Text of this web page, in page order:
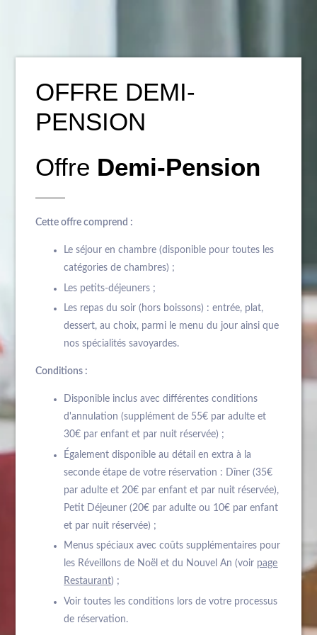
OFFRE DEMI-
PENSION
Offre Demi-Pension
Cette offre comprend :
Le séjour en chambre (disponible pour toutes les
catégories de chambres) ;
Les petits-déjeuners ;
Les repas du soir (hors boissons) : entrée, plat,
dessert, au choix, parmi le menu du jour ainsi que
nos spécialités savoyardes.
Conditions :
Disponible inclus avec différentes conditions
d'annulation (supplément de 55€ par adulte et
30€ par enfant et par nuit réservée) ;
Également disponible au détail en extra à la
seconde étape de votre réservation : Dîner (35€
par adulte et 20€ par enfant et par nuit réservée),
Petit Déjeuner (20€ par adulte ou 10€ par enfant
et par nuit réservée) ;
Menus spéciaux avec coûts supplémentaires pour
les Réveillons de Noël et du Nouvel An (voir page
Restaurant) ;
Voir toutes les conditions lors de votre processus
de réservation.